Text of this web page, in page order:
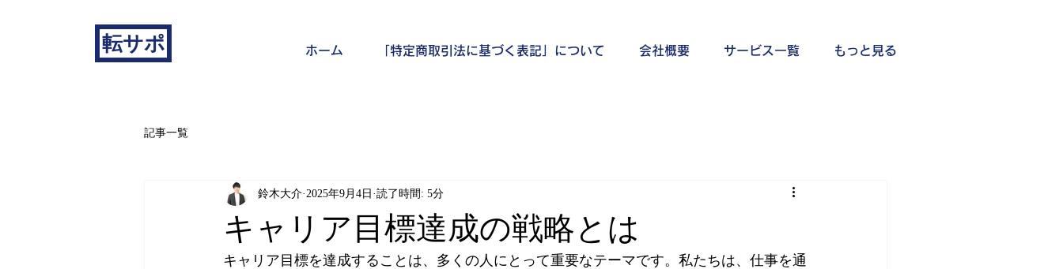
転サポ ホーム 「特定商取引法に基づく表記」について 会社概要 サービス一覧 もっと見る
記事一覧
キャリア目標達成の戦略とは
鈴木大介 2025年9月4日 読了時間: 5分
キャリア目標を達成することは、多くの人にとって重要なテーマです。私たちは、仕事を通